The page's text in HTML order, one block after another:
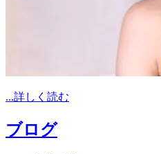
...詳しく読む
ブログ